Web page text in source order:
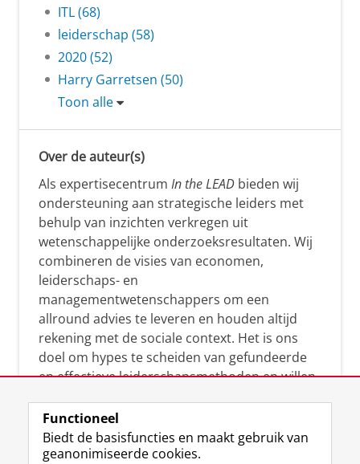
ITL (68)
leiderschap (58)
2020 (52)
Harry Garretsen (50)
Toon alle
Over de auteur(s)
Als expertisecentrum In the LEAD bieden wij
ondersteuning aan strategische leiders met
behulp van inzichten verkregen uit
wetenschappelijke onderzoeksresultaten. Wij
combineren de visies van economen,
leiderschaps- en
managementwetenschappers om een
allround advies te leveren en houden altijd
rekening met de sociale context. Het is ons
doel om hypes te scheiden van gefundeerde
en effectieve leiderschapsmethoden en willen
manier te reageren op economische en
maatschappelijke kwesties. Samen tillen wij
het leiderschap in uw organisatie naar een
Functioneel
Biedt de basisfuncties en maakt gebruik van
geanonimiseerde cookies.